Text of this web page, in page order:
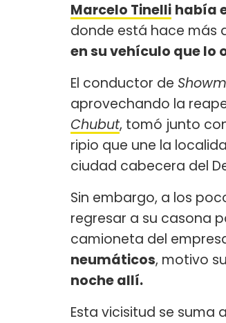
Marcelo Tinelli había
donde está hace más
en su vehículo que lo
El conductor de
aprovechando la
Chubut, tomó junto
ripio que une la
ciudad cabecera del
Sin embargo, a los
regresar a su casona
camioneta del
neumáticos, motivo
noche allí.
Esta vicisitud se suma